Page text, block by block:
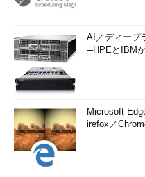
AI／ディープ
─HPEとIBM
Microsoft
irefox／